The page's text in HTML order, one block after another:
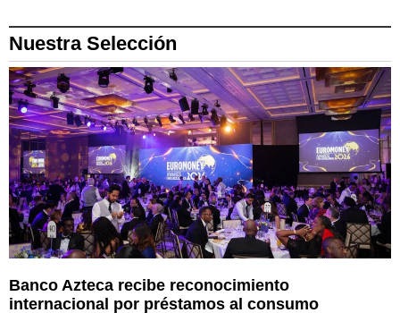
Nuestra Selección
Banco Azteca recibe reconocimiento
internacional por préstamos al consumo